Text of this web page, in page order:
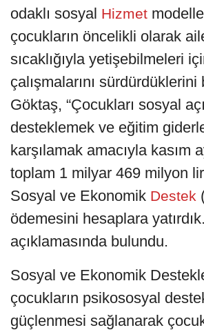
odaklı sosyal Hizmet
çocukların öncelikli olarak
sıcaklığıyla yetişebilmeleri
çalışmalarını
Göktaş, “Çocukları sosyal
desteklemek ve eğitim
karşılamak amacıyla kasım
toplam 1 milyar 469 milyon
Sosyal ve Ekonomik Destek
ödemesini hesaplara
açıklamasında bulundu.
Sosyal ve Ekonomik
çocukların psikososyal
güçlenmesi sağlanarak